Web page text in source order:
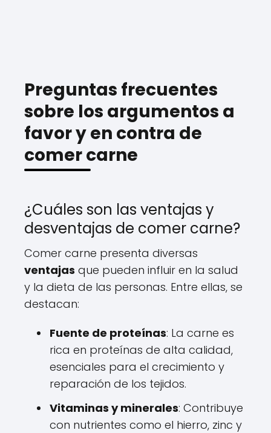
Preguntas frecuentes
sobre los argumentos a
favor y en contra de
comer carne
¿Cuáles son las ventajas y
desventajas de comer carne?
Comer carne presenta diversas
ventajas que pueden influir en la salud
y la dieta de las personas. Entre ellas, se
destacan:
Fuente de proteínas: La carne es
rica en proteínas de alta calidad,
esenciales para el crecimiento y
reparación de los tejidos.
Vitaminas y minerales: Contribuye
con nutrientes como el hierro, zinc y